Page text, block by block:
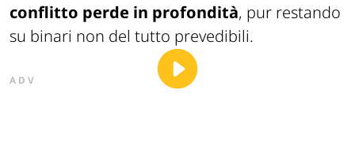
conflitto perde in profondità, pur restando
su binari non del tutto prevedibili.
ADV